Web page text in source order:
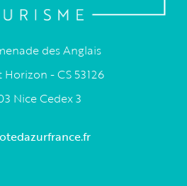
des Anglais
- CS 53126
Nice Cedex 3